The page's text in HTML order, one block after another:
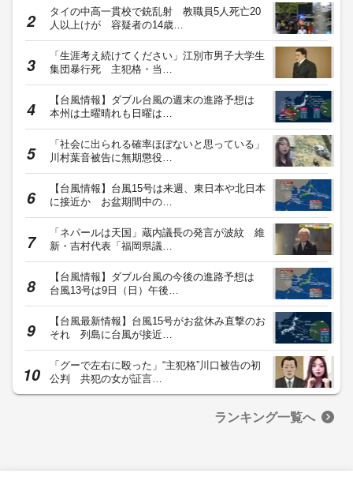
タイの中高一貫校で銃乱射 教職員5人死亡20
人以上けが 容疑者の14歳…
「生涯考え続けてください」江別市男子大学生
集団暴行死 主犯格・当…
【台風情報】ダブル台風の週末の進路予想は
本州は土曜晴れも日曜は…
「社会に出られる確率ほぼないと思っている」
川村葉音被告に無期懲役…
【台風情報】台風15号は来週、東日本や北日本
に接近か お盆期間中の…
「ネパールは天国」蔵内議長の発言が波紋 維
新・吉村代表「福岡県議…
【台風情報】ダブル台風の今後の進路予想は
台風13号は9日（日）午後…
【台風最新情報】台風15号がお盆休み直撃のお
それ 列島に台風が接近…
「グーで左右に殴った」“主犯格”川口被告の初
公判 共犯の女が証言…
ランキング一覧へ